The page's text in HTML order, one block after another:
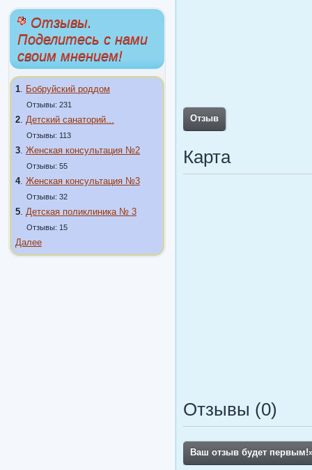
Отзывы.
Поделитесь с нами
своим мнением!
1 Бобруйский роддом
Отзывы: 231
2 Детский санаторий...
Отзывы: 113
3 Женская консультация №2
Отзывы: 55
4. Женская консультация №3
Отзывы: 32
5 Детская поликлиника № 3
Отзывы: 15
Далее
Отзыв
Карта
Отзывы (0)
Ваш отзыв будет первым!